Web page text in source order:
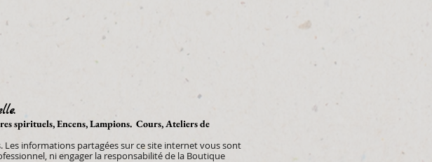
spirituels, Encens, Lampions. Cours, Ateliers de
Les informations partagées sur ce site internet vous sont
ni engager la responsabilité de la Boutique